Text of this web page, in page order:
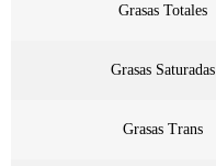
Grasas Totales
Grasas Saturadas
Grasas Trans